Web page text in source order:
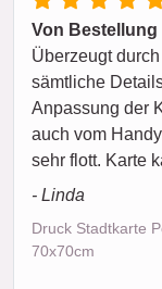
Von
Überzeugt
sämtliche
Anpassung der
auch vom
sehr flott. Karte
- Linda
Druck Stadtkarte
70x70cm